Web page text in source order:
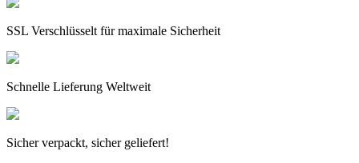
SSL Verschlüsselt für maximale Sicherheit
Schnelle Lieferung Weltweit
Sicher verpackt, sicher geliefert!